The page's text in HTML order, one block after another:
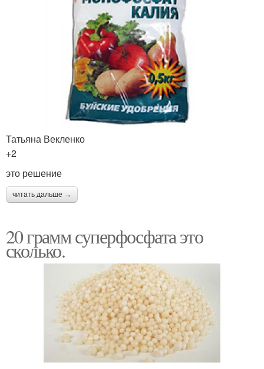
Татьяна Векленко
+2
это решение
читать дальше →
20 грамм суперфосфата это
сколько.